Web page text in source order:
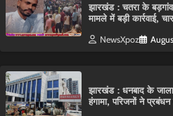
झारखंड : चतरा के
मामले में बड़ी कार्रवाई,
NewsXpoz
झारखंड : धनबाद के
हंगामा, परिजनों ने